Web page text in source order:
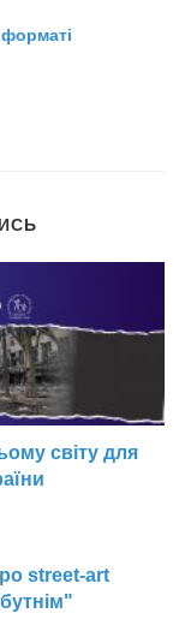
світу для
street-art